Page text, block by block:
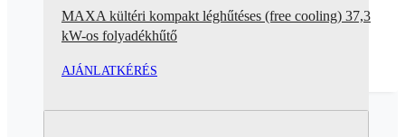
MAXA kültéri kompakt léghűtéses (free cooling) 37,3
kW-os folyadékhűtő
AJÁNLATKÉRÉS